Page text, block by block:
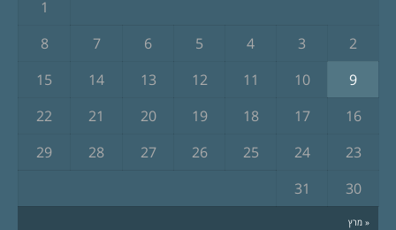
« מרץ
1
2
3
4
5
6
7
8
9
10
11
12
13
14
15
16
17
18
19
20
21
22
23
24
25
26
27
28
29
30
31